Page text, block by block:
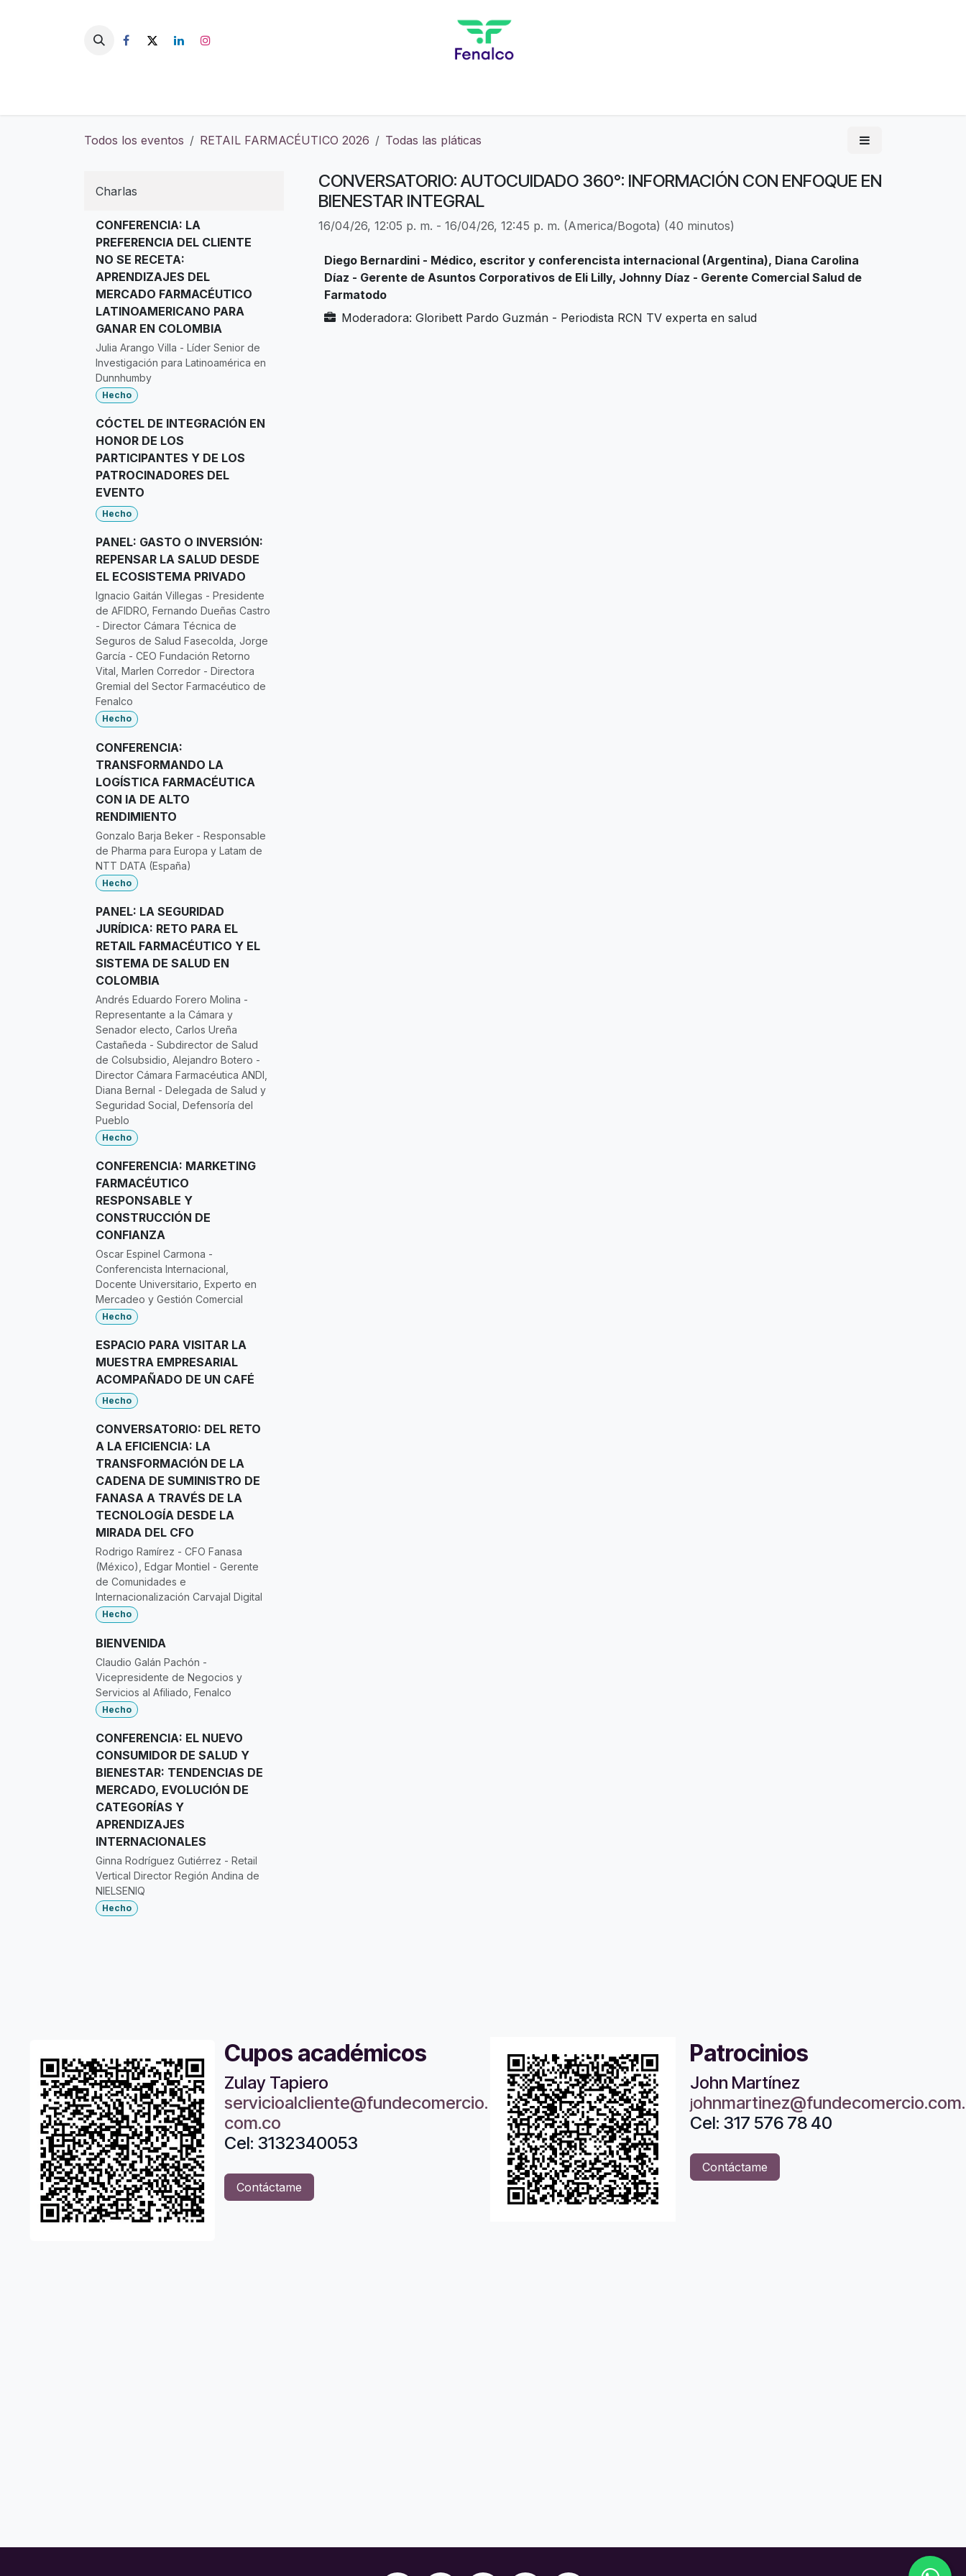
Todos los eventos RETAIL FARMACÉUTICO 2026 Todas las pláticas
Charlas
CONFERENCIA: LA
PREFERENCIA DEL CLIENTE
NO SE RECETA:
APRENDIZAJES DEL
MERCADO FARMACÉUTICO
LATINOAMERICANO PARA
GANAR EN COLOMBIA
Julia Arango Villa - Líder Senior de
Investigación para Latinoamérica en
Dunnhumby
Hecho
CÓCTEL DE INTEGRACIÓN EN
HONOR DE LOS
PARTICIPANTES Y DE LOS
PATROCINADORES DEL
EVENTO
Hecho
PANEL: GASTO O INVERSIÓN:
REPENSAR LA SALUD DESDE
EL ECOSISTEMA PRIVADO
Ignacio Gaitán Villegas - Presidente
de AFIDRO, Fernando Dueñas Castro
- Director Cámara Técnica de
Seguros de Salud Fasecolda, Jorge
García - CEO Fundación Retorno
Vital, Marlen Corredor - Directora
Gremial del Sector Farmacéutico de
Fenalco
Hecho
CONFERENCIA:
TRANSFORMANDO LA
LOGÍSTICA FARMACÉUTICA
CON IA DE ALTO
RENDIMIENTO
Gonzalo Barja Beker - Responsable
de Pharma para Europa y Latam de
NTT DATA (España)
Hecho
PANEL: LA SEGURIDAD
JURÍDICA: RETO PARA EL
RETAIL FARMACÉUTICO Y EL
SISTEMA DE SALUD EN
COLOMBIA
Andrés Eduardo Forero Molina -
Representante a la Cámara y
Senador electo, Carlos Ureña
Castañeda - Subdirector de Salud
de Colsubsidio, Alejandro Botero -
Director Cámara Farmacéutica ANDI,
Diana Bernal - Delegada de Salud y
Seguridad Social, Defensoría del
Pueblo
Hecho
CONFERENCIA: MARKETING
FARMACÉUTICO
RESPONSABLE Y
CONSTRUCCIÓN DE
CONFIANZA
Oscar Espinel Carmona -
Conferencista Internacional,
Docente Universitario, Experto en
Mercadeo y Gestión Comercial
Hecho
ESPACIO PARA VISITAR LA
MUESTRA EMPRESARIAL
ACOMPAÑADO DE UN CAFÉ
Hecho
CONVERSATORIO: DEL RETO
A LA EFICIENCIA: LA
TRANSFORMACIÓN DE LA
CADENA DE SUMINISTRO DE
FANASA A TRAVÉS DE LA
TECNOLOGÍA DESDE LA
MIRADA DEL CFO
Rodrigo Ramírez - CFO Fanasa
(México), Edgar Montiel - Gerente
de Comunidades e
Internacionalización Carvajal Digital
Hecho
BIENVENIDA
Claudio Galán Pachón -
Vicepresidente de Negocios y
Servicios al Afiliado, Fenalco
Hecho
CONFERENCIA: EL NUEVO
CONSUMIDOR DE SALUD Y
BIENESTAR: TENDENCIAS DE
MERCADO, EVOLUCIÓN DE
CATEGORÍAS Y
APRENDIZAJES
INTERNACIONALES
Ginna Rodríguez Gutiérrez - Retail
Vertical Director Región Andina de
NIELSENIQ
Hecho
CONVERSATORIO: AUTOCUIDADO 360°: INFORMACIÓN CON ENFOQUE EN
BIENESTAR INTEGRAL
16/04/26, 12:05 p. m. - 16/04/26, 12:45 p. m. (America/Bogota) (40 minutos)
Diego Bernardini - Médico, escritor y conferencista internacional (Argentina), Diana Carolina
Díaz - Gerente de Asuntos Corporativos de Eli Lilly, Johnny Díaz - Gerente Comercial Salud de
Farmatodo
Moderadora: Gloribett Pardo Guzmán - Periodista RCN TV experta en salud
Patrocinios
John Martínez
j
Cel: 317 576 78 40
Contáctame
Cupos académicos
Zulay Tapiero
servicioalcliente@fundecomercio.
com.co
Cel: 3132340053
Contáctame